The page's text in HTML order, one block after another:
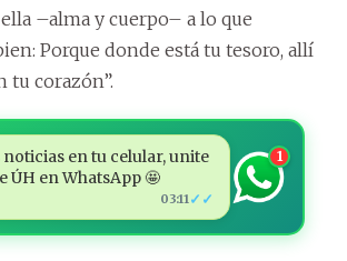
–alma y cuerpo– a lo que
Porque donde está tu tesoro, allí
tu corazón”.
noticias en tu celular, unite
ÚH en WhatsApp 🤩
03:11✓✓
1